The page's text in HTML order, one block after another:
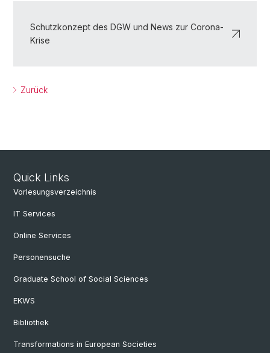
Schutzkonzept des DGW und News zur Corona-
Krise
Zurück
Quick Links
Vorlesungsverzeichnis
IT Services
Online Services
Personensuche
Graduate School of Social Sciences
EKWS
Bibliothek
Transformations in European Societies